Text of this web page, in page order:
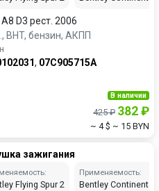
D3 рест. 2006
BHT, бензин, АКПП
, 07C905715A
В наличии
425 ₽ 382 ₽
~ 4 $ ~ 15 BYN
зажигания
Flying Spur 2
Применяемость:
Bentley Continental